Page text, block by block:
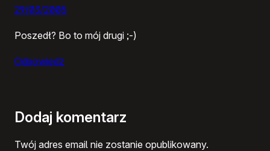
29/03/2005
Poszedł? Bo to mój drugi ;-)
Odpowiedz
Dodaj komentarz
Twój adres email nie zostanie opublikowany.